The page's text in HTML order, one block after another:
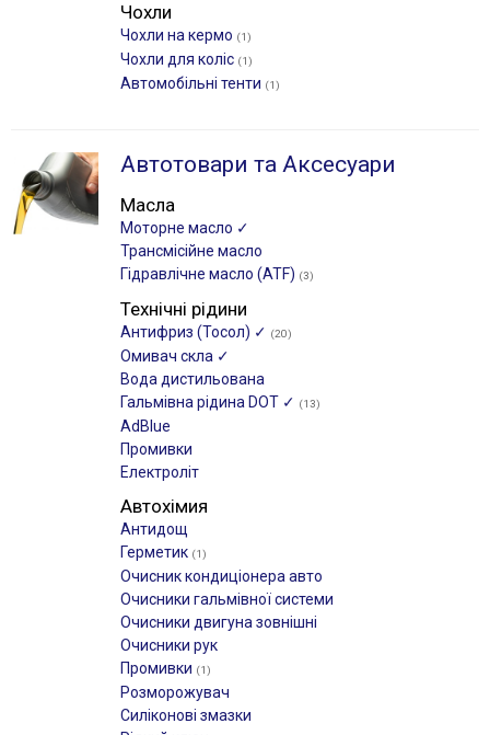
Чохли
Чохли на кермо (1)
Чохли для коліс (1)
Автомобільні тенти (1)
Автотовари та Аксесуари
Масла
Моторне масло ✓
Трансмісійне масло
Гідравлічне масло (ATF) (3)
Технічні рідини
Антифриз (Тосол) ✓ (20)
Омивач скла ✓
Вода дистильована
Гальмівна рідина DOT ✓ (13)
AdBlue
Промивки
Електроліт
Автохімия
Антидощ
Герметик (1)
Очисник кондиціонера авто
Очисники гальмівної системи
Очисники двигуна зовнішні
Очисники рук
Промивки (1)
Розморожувач
Силіконові змазки